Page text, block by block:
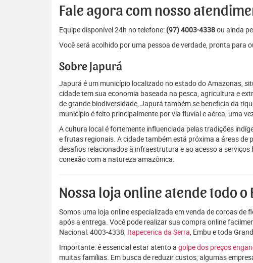
Fale agora com nosso
Equipe disponível 24h no telefone: (97) 4003-4338ou ainda
Você será acolhido por uma pessoa de verdade, pronta para
Sobre Japurá
Japurá é um município localizado no estado do Amazonas,
cidade tem sua economia baseada na pesca, agricultura e
de grande biodiversidade, Japurá também se beneficia da
município é feito principalmente por via fluvial e aérea, uma
A cultura local é fortemente influenciada pelas tradições
e frutas regionais. A cidade também está próxima a áreas
desafios relacionados à infraestrutura e ao acesso a
conexão com a natureza amazônica.
Nossa loja online atende todo o
Somos uma loja online especializada em venda de coroas
após a entrega. Você pode realizar sua compra online
Nacional: 4003-4338, Itapecerica da Serra, Embu e toda
Importante: é essencial estar atento a golpe dos preços
muitas famílias. Em busca de reduzir custos, algumas